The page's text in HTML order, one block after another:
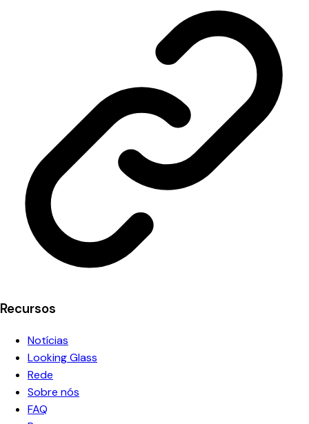
Recursos
Notícias
Looking Glass
Rede
Sobre nós
FAQ